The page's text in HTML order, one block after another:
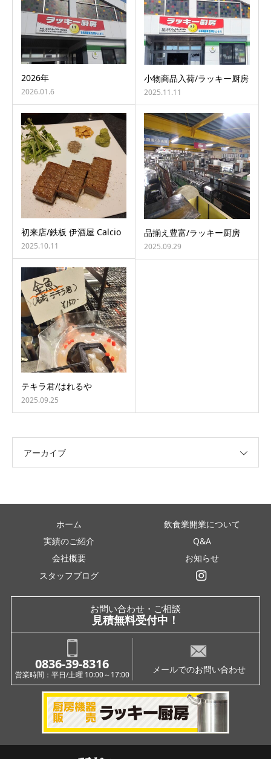
2026年
2026.01.6
小物商品入荷/ラッキー厨房
2025.11.11
初来店/鉄板 伊酒屋 Calcio
2025.10.11
品揃え豊富/ラッキー厨房
2025.09.29
テキラ君/はれるや
2025.09.25
アーカイブ
ホーム
飲食業開業について
実績のご紹介
Q&A
会社概要
お知らせ
スタッフブログ
お問い合わせ・ご相談
見積無料受付中！
0836-39-8316
営業時間：平日/土曜 10:00～17:00 メールでのお問い合わせ